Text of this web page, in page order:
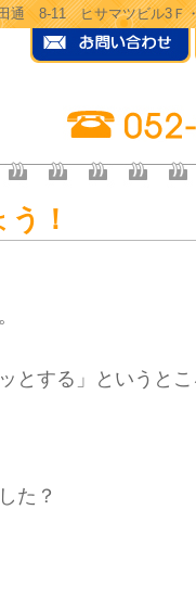
通 8-11 ヒサマツビル3
！
とする」というと
た？